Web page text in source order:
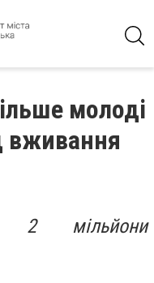
молоді
вживання
2 мільйони